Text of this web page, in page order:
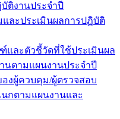
ติงานประจำปี
และประเมินผลการปฏิบัติ
และตัวชี้วัดที่ใช้ประเมินผล
นตามแผนงานประจำปี
องผู้ควบคุม/ผู้ตรวจสอบ
กตามแผนงานและ